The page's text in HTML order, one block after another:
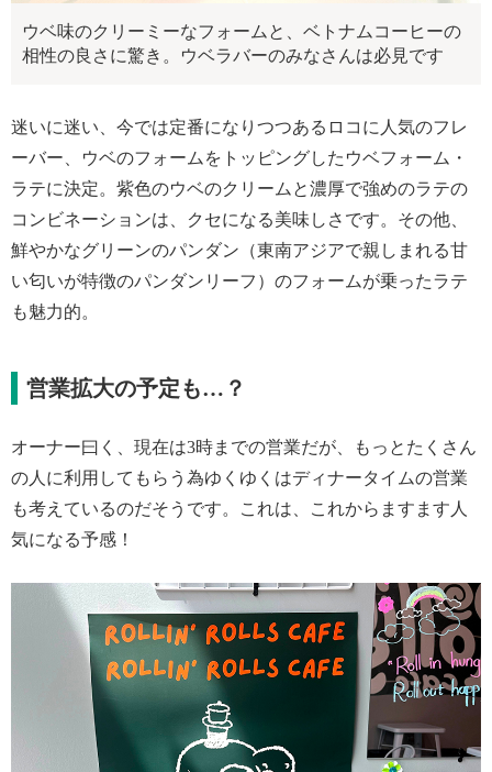
ウベ味のクリーミーなフォームと、ベトナムコーヒーの
相性の良さに驚き。ウベラバーのみなさんは必見です
迷いに迷い、今では定番になりつつあるロコに人気のフレ
ーバー、ウベのフォームをトッピングしたウベフォーム・
ラテに決定。紫色のウベのクリームと濃厚で強めのラテの
コンビネーションは、クセになる美味しさです。その他、
鮮やかなグリーンのパンダン（東南アジアで親しまれる甘
い匂いが特徴のパンダンリーフ）のフォームが乗ったラテ
も魅力的。
営業拡大の予定も…？
オーナー曰く、現在は3時までの営業だが、もっとたくさん
の人に利用してもらう為ゆくゆくはディナータイムの営業
も考えているのだそうです。これは、これからますます人
気になる予感！